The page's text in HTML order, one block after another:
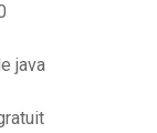
java